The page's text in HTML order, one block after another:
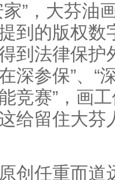
家”，大芬油
到的版权数
到法律保护
深参保”、“
竞赛”，画
给留住大芬
创任重而道